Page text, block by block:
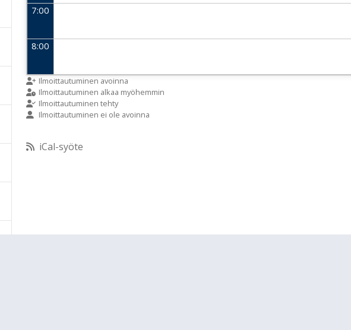
7:00
8:00
9:00
10:00
11:00
Ilmoittautuminen avoinna
Ilmoittautuminen alkaa myöhemmin
Ilmoittautuminen tehty
Ilmoittautuminen ei ole avoinna
iCal-syöte